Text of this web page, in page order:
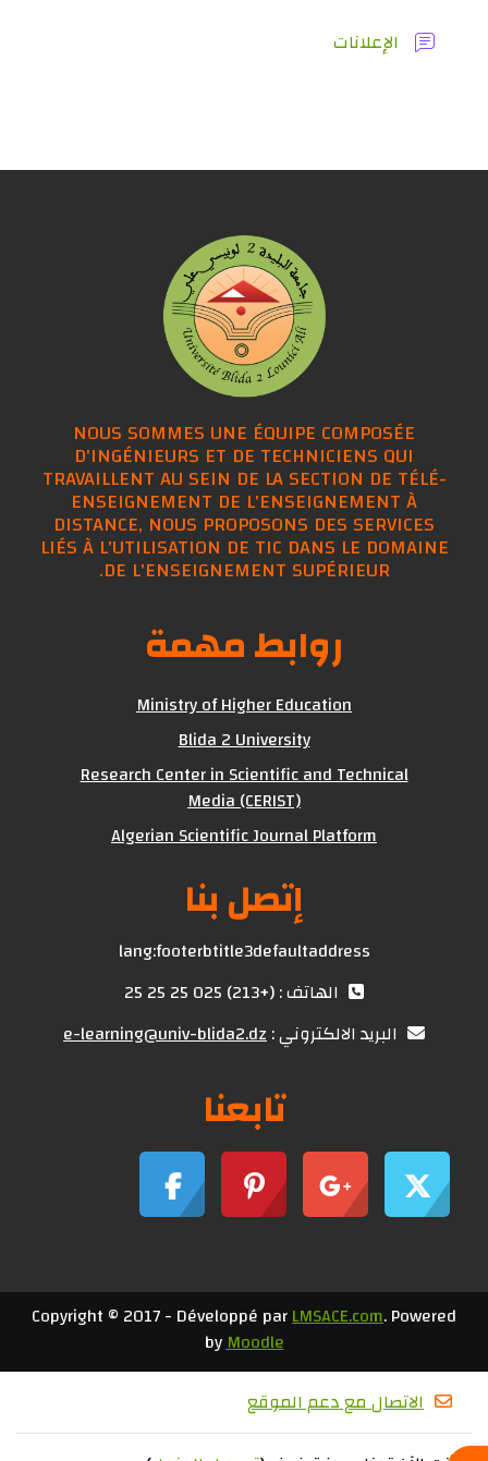
الإعلانات
NOUS SOMMES UNE ÉQUIPE COMPOSÉE
D'INGÉNIEURS ET DE TECHNICIENS QUI
TRAVAILLENT AU SEIN DE LA SECTION DE TÉLÉ-
ENSEIGNEMENT DE L'ENSEIGNEMENT À
DISTANCE, NOUS PROPOSONS DES SERVICES
LIÉS À L'UTILISATION DE TIC DANS LE DOMAINE
DE L'ENSEIGNEMENT SUPÉRIEUR.
روابط مهمة
Ministry of Higher Education
Blida 2 University
Research Center in Scientific and Technical
Media (CERIST)
Algerian Scientific Journal Platform
إتصل بنا
lang:footerbtitle3defaultaddress
الهاتف : (+213) 025 25 25 25
البريد الالكتروني :e-learning@univ-blida2.dz
تابعنا
Copyright © 2017 - Développé parLMSACE.com. Powered
byMoodle
الاتصال مع دعم الموقع